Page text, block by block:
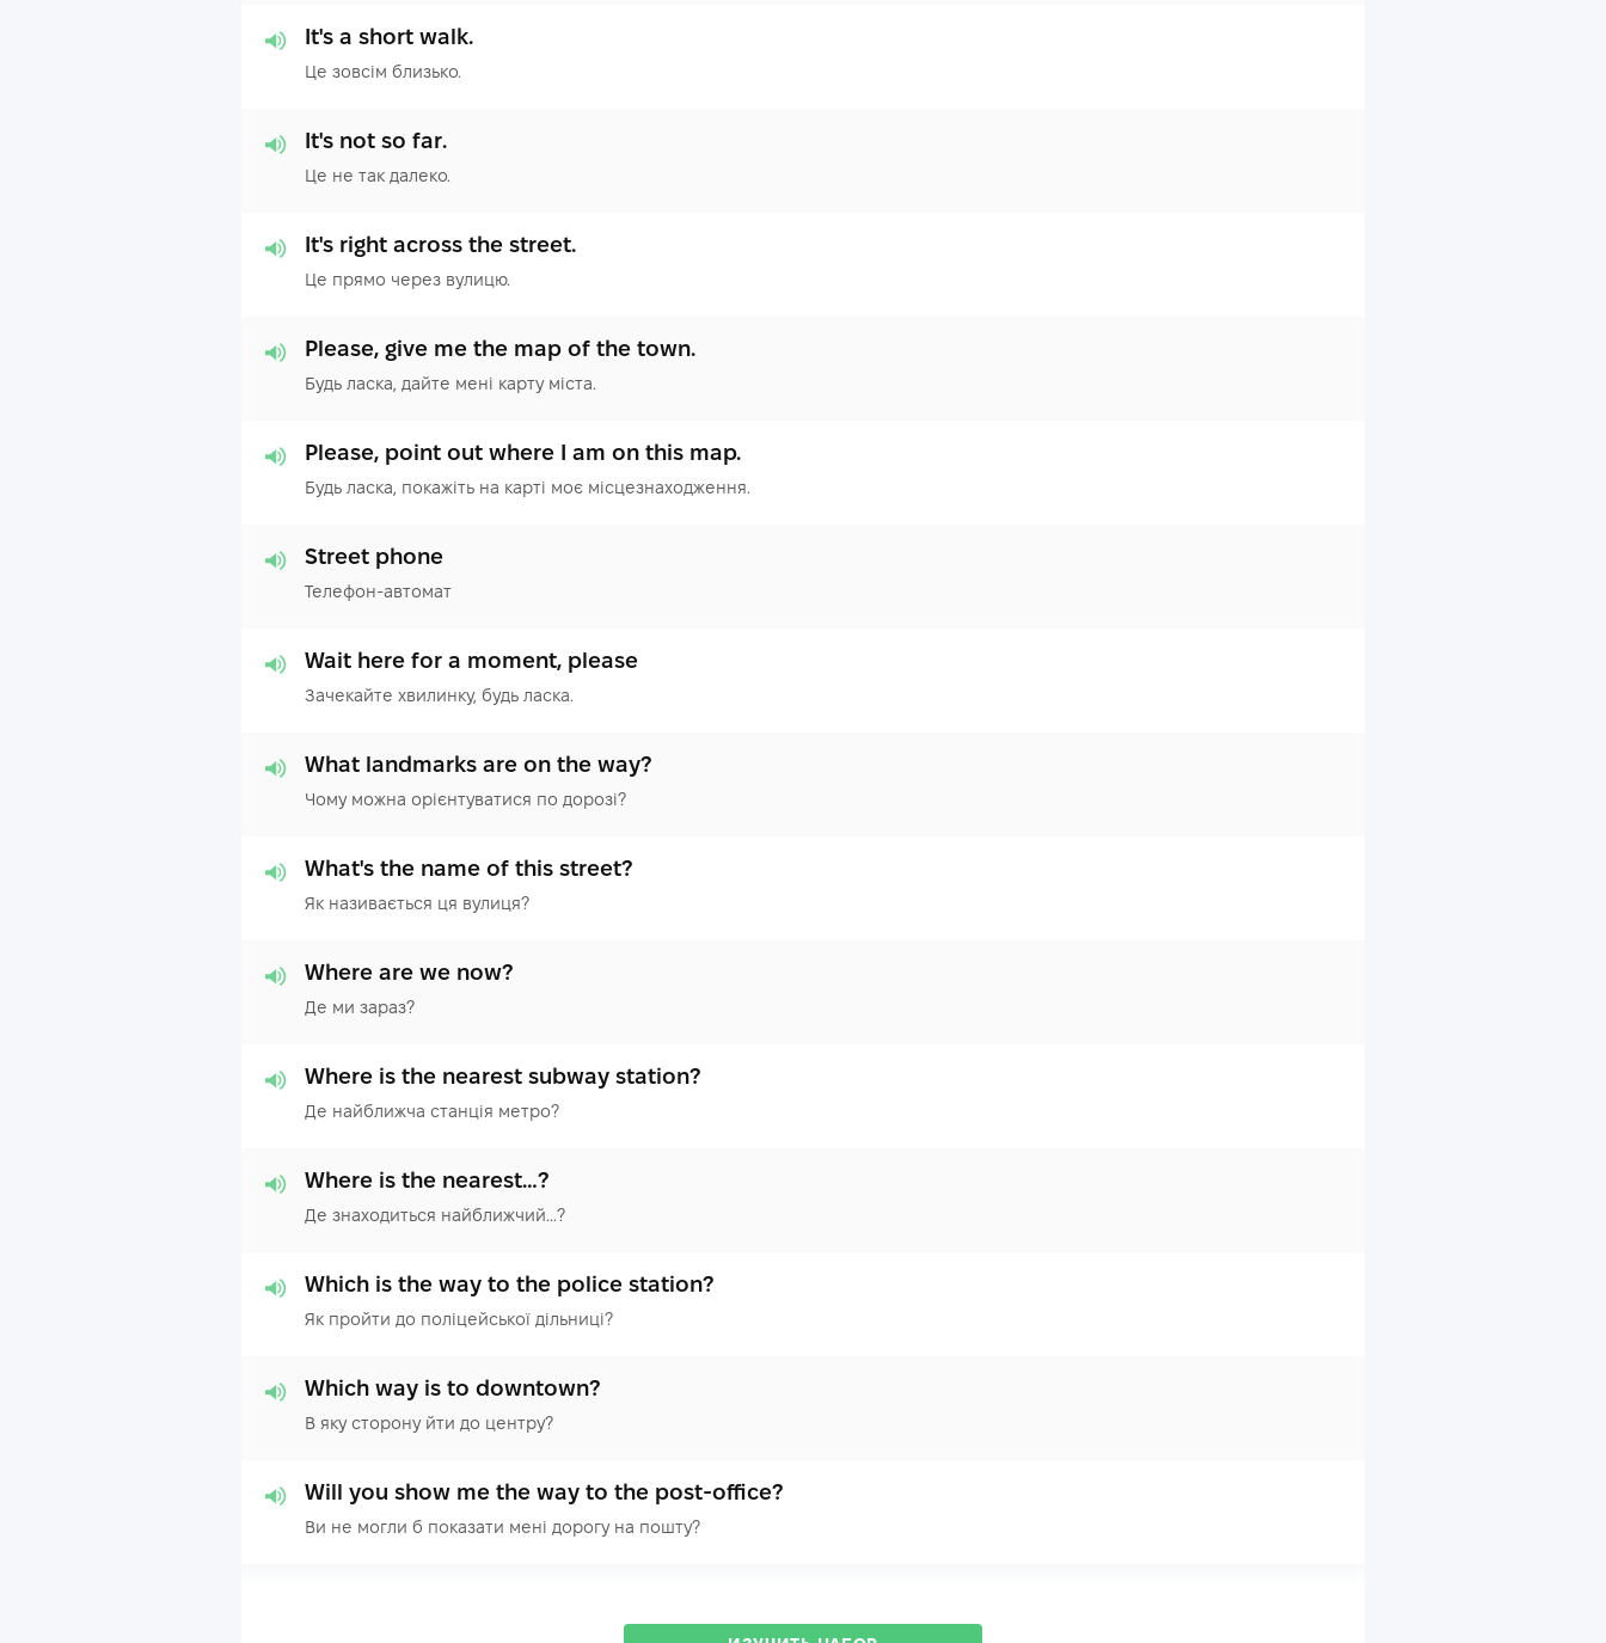
It's a short walk.
Це зовсім близько.
It's not so far.
Це не так далеко.
It's right across the street.
Це прямо через вулицю.
Please, give me the map of the town.
Будь ласка, дайте мені карту міста.
Please, point out where I am on this map.
Будь ласка, покажіть на карті моє місцезнаходження.
Street phone
Телефон-автомат
Wait here for a moment, please
Зачекайте хвилинку, будь ласка.
What landmarks are on the way?
Чому можна орієнтуватися по дорозі?
What's the name of this street?
Як називається ця вулиця?
Where are we now?
Де ми зараз?
Where is the nearest subway station?
Де найближча станція метро?
Where is the nearest…?
Де знаходиться найближчий...?
Which is the way to the police station?
Як пройти до поліцейської дільниці?
Which way is to downtown?
В яку сторону йти до центру?
Will you show me the way to the post-office?
Ви не могли б показати мені дорогу на пошту?